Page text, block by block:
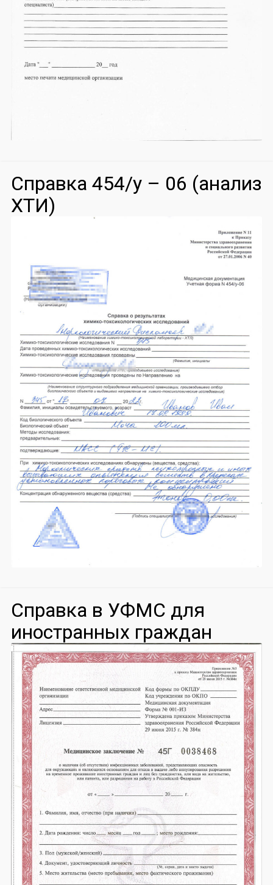
Справка 454/у – 06 (анализ
ХТИ)
Справка в УФМС для
иностранных граждан